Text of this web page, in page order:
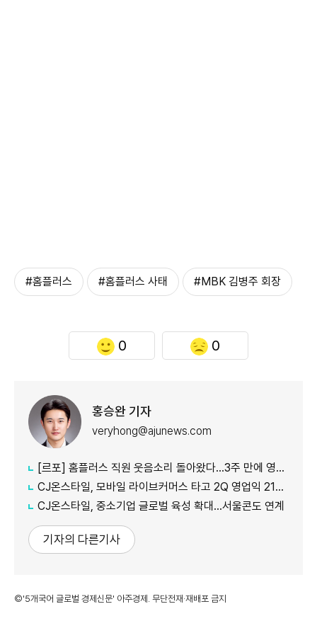
#홈플러스 #홈플러스 사태 #MBK 김병주 회장
0 0
홍승완 기자
veryhong@ajunews.com
[르포] 홈플러스 직원 웃음소리 돌아왔다…3주 만에 영업 재개 채비
CJ온스타일, 모바일 라이브커머스 타고 2Q 영업익 21%↑
CJ온스타일, 중소기업 글로벌 육성 확대…서울콘도 연계
기자의 다른기사
©'5개국어 글로벌 경제신문' 아주경제. 무단전재·재배포 금지